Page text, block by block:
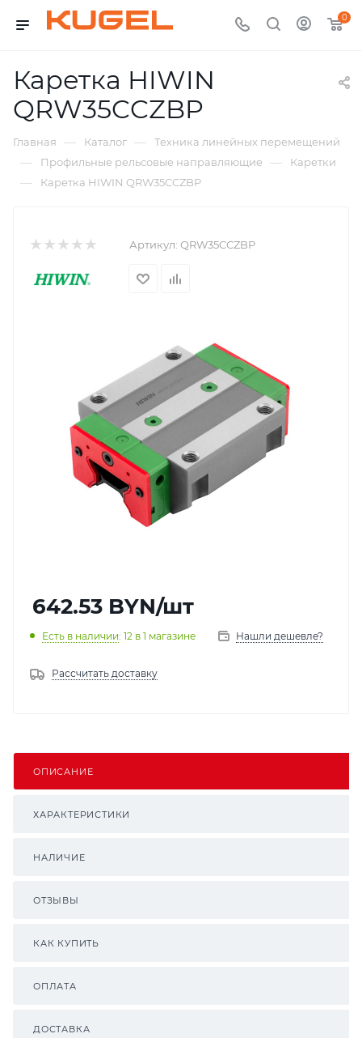
0
Каретка HIWIN
QRW35CCZBP
Главная — Каталог — Техника линейных перемещений
— Профильные рельсовые направляющие — Каретки
— Каретка HIWIN QRW35CCZBP
Артикул: QRW35CCZBP
642.53 BYN/шт
Есть в наличии: 12 в 1 магазине Нашли дешевле?
Рассчитать доставку
ОПИСАНИЕ
ХАРАКТЕРИСТИКИ
НАЛИЧИЕ
ОТЗЫВЫ
КАК КУПИТЬ
ОПЛАТА
ДОСТАВКА